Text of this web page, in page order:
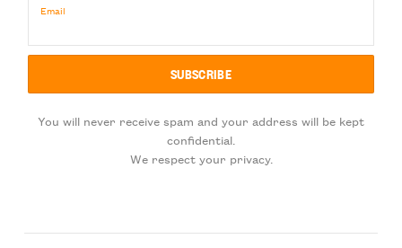
Email
You will never receive spam and your address will be kept
confidential.
We respect your privacy.